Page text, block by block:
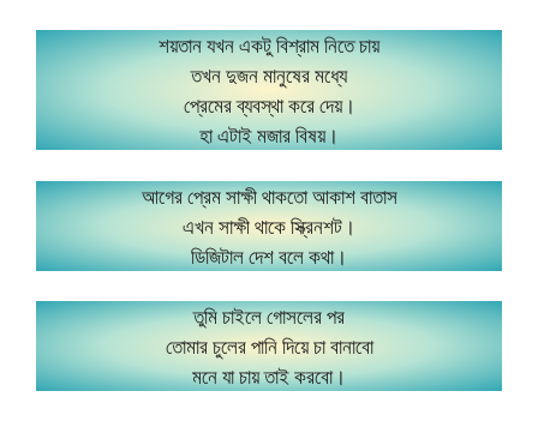
শয়তান যখন একটু বিশ্রাম নিতে চায়
তখন দুজন মানুষের মধ্যে
প্রেমের ব্যবস্থা করে দেয়।
হা এটাই মজার বিষয়।
আগের প্রেম সাক্ষী থাকতো আকাশ বাতাস
এখন সাক্ষী থাকে স্ক্রিনশট।
ডিজিটাল দেশ বলে কথা।
তুমি চাইলে গোসলের পর
তোমার চুলের পানি দিয়ে চা বানাবো
মনে যা চায় তাই করবো।